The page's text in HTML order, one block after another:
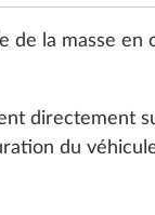
DE
la masse en
directement
du